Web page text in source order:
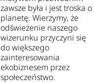
zawsze była i jest troska o
planetę. Wierzymy, że
odświeżenie naszego
wizerunku przyczyni się
do większego
zainteresowania
ekobiznesem przez
społeczeństwo.